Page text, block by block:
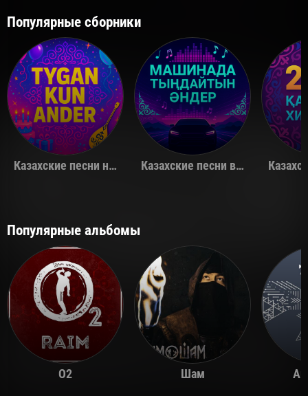
Популярные сборники
Казахские песни на день рождения Казахские песни в машину
Популярные альбомы
O2 Шам